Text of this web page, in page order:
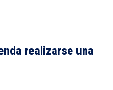
realizarse una